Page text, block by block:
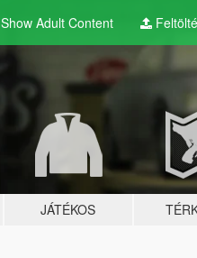
Show Adult Content
JÁTÉKOS